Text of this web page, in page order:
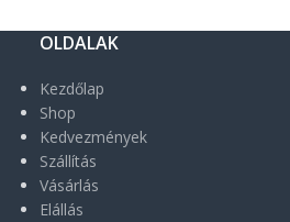
OLDALAK
Kezdőlap
Shop
Kedvezmények
Szállítás
Vásárlás
Elállás